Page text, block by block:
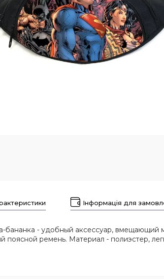
Інформація для
бананка - удобный аксессуар,
поясной ремень. Материал - полиэстер,